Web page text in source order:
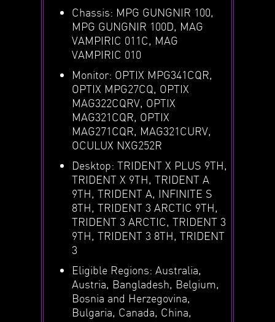
Chassis: MPG GUNGNIR 100,
MPG GUNGNIR 100D, MAG
VAMPIRIC 011C, MAG
VAMPIRIC 010
Monitor: OPTIX MPG341CQR,
OPTIX MPG27CQ, OPTIX
MAG322CQRV, OPTIX
MAG321CQR, OPTIX
MAG271CQR, MAG321CURV,
OCULUX NXG252R
Desktop: TRIDENT X PLUS 9TH,
TRIDENT X 9TH, TRIDENT A
9TH, TRIDENT A, INFINITE S
8TH, TRIDENT 3 ARCTIC 9TH,
TRIDENT 3 ARCTIC, TRIDENT 3
9TH, TRIDENT 3 8TH, TRIDENT
3
Eligible Regions: Australia,
Austria, Bangladesh, Belgium,
Bosnia and Herzegovina,
Bulgaria, Canada, China,